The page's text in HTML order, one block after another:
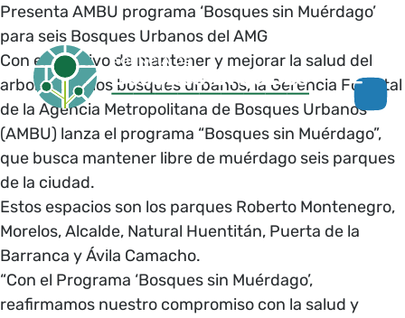
Presenta AMBU programa ‘Bosques sin Muérdago’
para seis Bosques Urbanos del AMG
Con el objetivo de mantener y mejorar la salud del
arbolado de los bosques urbanos, la Gerencia Forestal
de la Agencia Metropolitana de Bosques Urbanos
(AMBU) lanza el programa “Bosques sin Muérdago”,
que busca mantener libre de muérdago seis parques
de la ciudad.
Estos espacios son los parques Roberto Montenegro,
Morelos, Alcalde, Natural Huentitán, Puerta de la
Barranca y Ávila Camacho.
“Con el Programa ‘Bosques sin Muérdago’,
reafirmamos nuestro compromiso con la salud y